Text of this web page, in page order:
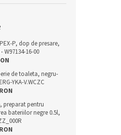
P, dop de presare,
W97134-16-00
de toaleta, negru-
YKA-V.WCZC
preparat pentru
bateriilor negre 0.5l,